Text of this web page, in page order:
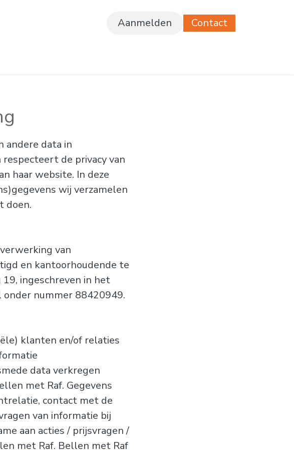
Aanmelden Contact
andere data in
de privacy van
haar website. In deze
wij verzamelen
doen.
van
en kantoorhoudende te
ingeschreven in het
onder nummer 88420949.
klanten en/of relaties
data verkregen
met Raf. Gegevens
contact met de
van informatie bij
aan acties / prijsvragen /
met Raf. Bellen met Raf